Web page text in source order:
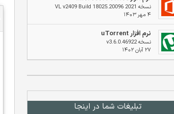
نسخه 2021 VL v2409 Build 18025.20096
۴ مهر ۱۴۰۳
نرم افزار uTorrent
نسخه v3.6.0.46922
۲۷ آبان ۱۴۰۲
تبلیغات شما در اینجا